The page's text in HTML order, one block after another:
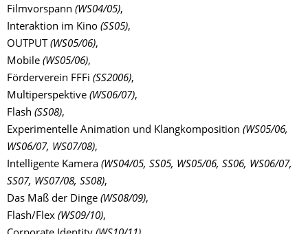
Filmvorspann (WS04/05),
Interaktion im Kino (SS05),
OUTPUT (WS05/06),
Mobile (WS05/06),
Förderverein FFFi (SS2006),
Multiperspektive (WS06/07),
Flash (SS08),
Experimentelle Animation und Klangkomposition (WS05/06,
WS06/07, WS07/08),
Intelligente Kamera (WS04/05, SS05, WS05/06, SS06, WS06/07,
SS07, WS07/08, SS08),
Das Maß der Dinge (WS08/09),
Flash/Flex (WS09/10),